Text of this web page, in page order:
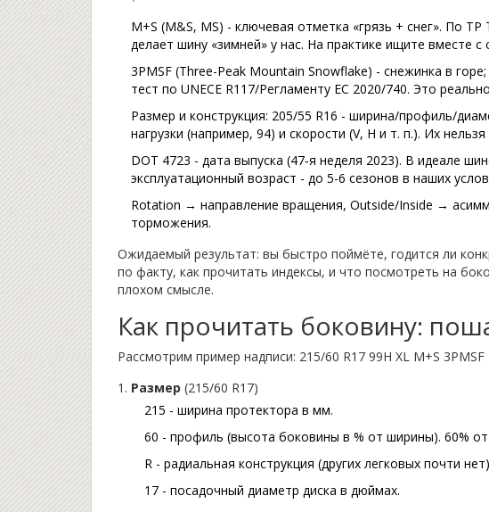
M+S (M&S, MS) - ключевая отметка «грязь + снег». По
делает шину «зимней» у нас. На практике ищите вместе
3PMSF (Three-Peak Mountain Snowflake) - снежинка в
тест по UNECE R117/Регламенту ЕС 2020/740. Это
Размер и конструкция: 205/55 R16 - ширина/профиль/
нагрузки (например, 94) и скорости (V, H и т. п.). Их
DOT 4723 - дата выпуска (47‑я неделя 2023). В идеале
эксплуатационный возраст - до 5-6 сезонов в наших
Rotation → направление вращения, Outside/Inside →
торможения.
Ожидаемый результат: вы быстро поймёте, годится ли
по факту, как прочитать индексы, и что посмотреть на
плохом смысле.
Как прочитать боковину:
Рассмотрим пример надписи: 215/60 R17 99H XL M+S
Размер (215/60 R17)
215 - ширина протектора в мм.
60 - профиль (высота боковины в % от ширины). 60%
R - радиальная конструкция (других легковых почти
17 - посадочный диаметр диска в дюймах.